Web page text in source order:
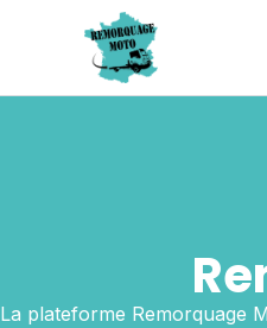
La plateforme Remorquage